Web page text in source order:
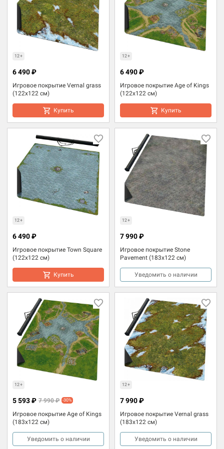
12+
Игровое покрытие Vernal grass
(122x122 см)
6 490 ₽
Купить
12+
Игровое покрытие Age of Kings
(122x122 см)
6 490 ₽
Купить
12+
Игровое покрытие Town Square
(122x122 см)
6 490 ₽
Купить
12+
Игровое покрытие Stone
Pavement (183x122 см)
7 990 ₽
Уведомить о наличии
12+
Игровое покрытие Age of Kings
(183x122 см)
5 593 ₽ 7 990 ₽ -30%
Уведомить о наличии
12+
Игровое покрытие Vernal grass
(183x122 см)
7 990 ₽
Уведомить о наличии